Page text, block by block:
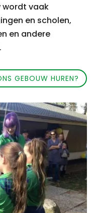
wordt vaak
en scholen,
en andere
GEBOUW HUREN?